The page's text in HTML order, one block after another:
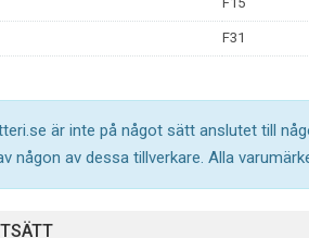
F31
är inte på något sätt anslutet till
någon av dessa tillverkare. Alla